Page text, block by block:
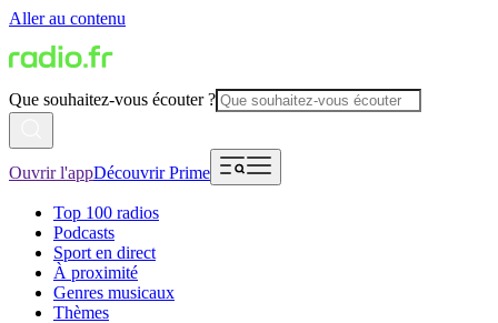
Aller au contenu
Que souhaitez-vous écouter ?
Ouvrir l'appDécouvrir Prime
Top 100 radios
Podcasts
Sport en direct
À proximité
Genres musicaux
Thèmes